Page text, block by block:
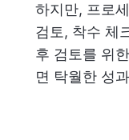
하지만, 프로
검토, 착수 체
후 검토를 위
면 탁월한 성